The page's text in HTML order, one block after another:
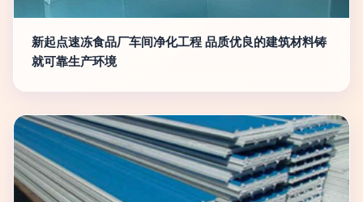
新起点速冻食品厂车间净化工程 品质优良的建筑材料铸
就可靠生产环境